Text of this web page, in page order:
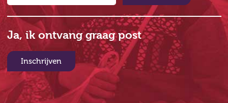
Ja, ik ontvang graag post
Inschrijven